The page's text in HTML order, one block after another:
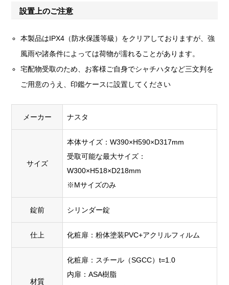
設置上のご注意
本製品はIPX4（防水保護等級）をクリアしておりますが、強
風雨や諸条件によっては荷物が濡れることがあります。
宅配物受取のため、お客様ご自身でシャチハタなど三文判を
ご用意のうえ、印鑑ケースに設置してください
メーカー ナスタ
サイズ
本体サイズ：W390×H590×D317mm
受取可能な最大サイズ：
W300×H518×D218mm
※Mサイズのみ
錠前 シリンダー錠
仕上 化粧扉：粉体塗装PVC+アクリルフィルム
材質
化粧扉：スチール（SGCC）t=1.0
内扉：ASA樹脂